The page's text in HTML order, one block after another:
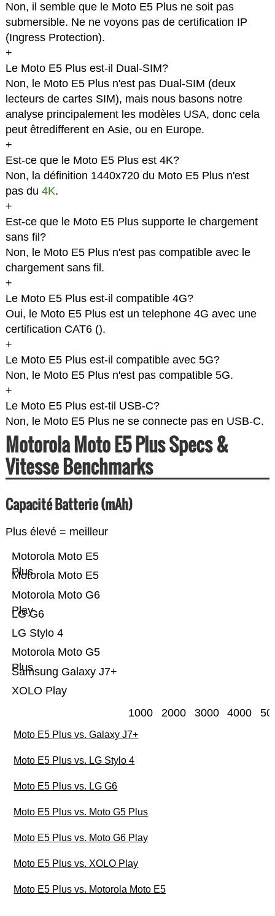
Non, il semble que le Moto E5 Plus ne soit pas
submersible. Ne ne voyons pas de certification IP
(Ingress Protection).
+
Le Moto E5 Plus est-il Dual-SIM?
Non, le Moto E5 Plus n'est pas Dual-SIM (deux
lecteurs de cartes SIM), mais nous basons notre
analyse principalement les modèles USA, donc cela
peut êtredifferent en Asie, ou en Europe.
+
Est-ce que le Moto E5 Plus est 4K?
Non, la définition 1440x720 du Moto E5 Plus n'est
pas du 4K.
+
Est-ce que le Moto E5 Plus supporte le chargement
sans fil?
Non, le Moto E5 Plus n'est pas compatible avec le
chargement sans fil.
+
Le Moto E5 Plus est-il compatible 4G?
Oui, le Moto E5 Plus est un telephone 4G avec une
certification CAT6 ().
+
Le Moto E5 Plus est-il compatible avec 5G?
Non, le Moto E5 Plus n'est pas compatible 5G.
+
Le Moto E5 Plus est-til USB-C?
Non, le Moto E5 Plus ne se connecte pas en USB-C.
Motorola Moto E5 Plus Specs &
Vitesse Benchmarks
Capacité Batterie (mAh)
Plus élevé = meilleur
XOLO Play
Samsung Galaxy J7+
Motorola Moto G5
Plus
LG Stylo 4
LG G6
Motorola Moto G6
Play
Motorola Moto E5
Motorola Moto E5
Plus
1000 2000 3000 4000
Moto E5 Plus vs. Galaxy J7+
Moto E5 Plus vs. LG Stylo 4
Moto E5 Plus vs. LG G6
Moto E5 Plus vs. Moto G5 Plus
Moto E5 Plus vs. Moto G6 Play
Moto E5 Plus vs. XOLO Play
Moto E5 Plus vs. Motorola Moto E5